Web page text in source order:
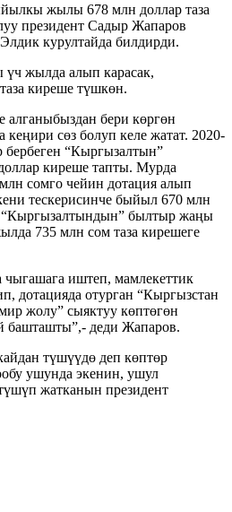
жылы 678 млн доллар таза
президент Садыр Жапаров
курултайда билдирди.
жылда алып карасак,
киреше түшкөн.
алганыбыздан бери көргөн
сөз болуп келе жатат. 2020-
“Кыргызалтын”
киреше тапты. Мурда
сомго чейин дотация алып
тескерисинче быйыл 670 млн
“Кыргызалтындын” былтыр жаңы
735 млн сом таза кирешеге
иштеп, мамлекеттик
дотацияда отурган “Кыргызстан
жолу” сыяктуу көптөгөн
башташты”,- деди Жапаров.
түшүүдө деп көптөр
ушунда экенин, ушул
жатканын президент